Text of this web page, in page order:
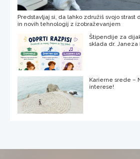
Predstavljaj si, da lahko združiš svojo strast
in novih tehnologij z izobraževanjem
Štipendije za
sklada dr. Janeza
Karierne srede –
interese!